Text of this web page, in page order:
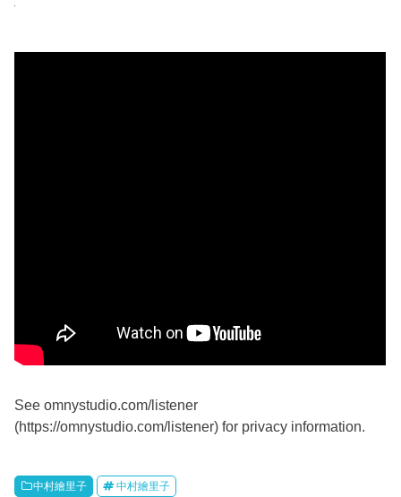
See omnystudio.com/listener
(https://omnystudio.com/listener) for privacy information.
中村繪里子 中村繪里子